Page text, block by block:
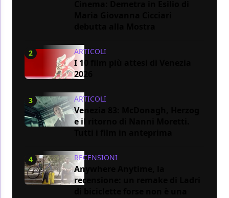
2 ARTICOLI
I 10 film più attesi di Venezia
2026
3 ARTICOLI
Venezia 83: McDonagh, Herzog
e il ritorno di Nanni Moretti.
4 RECENSIONI
Anywhere Anytime, la
recensione: un remake di Ladri